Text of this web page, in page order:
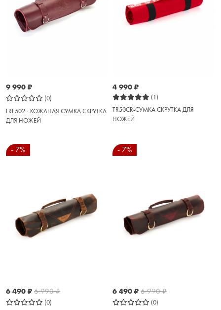
9 990 ₽
(0)
LRE502 - КОЖАНАЯ СУМКА СКРУТКА
ДЛЯ НОЖЕЙ
4 990 ₽
(1)
TR50CR-СУМКА СКРУТКА ДЛЯ
НОЖЕЙ
- 7%
6 490 ₽ 6 990₽
(0)
- 7%
6 490 ₽ 6 990₽
(0)